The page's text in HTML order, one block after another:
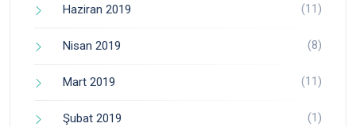
Haziran 2019 (11)
Nisan 2019 (8)
Mart 2019 (11)
Şubat 2019 (1)